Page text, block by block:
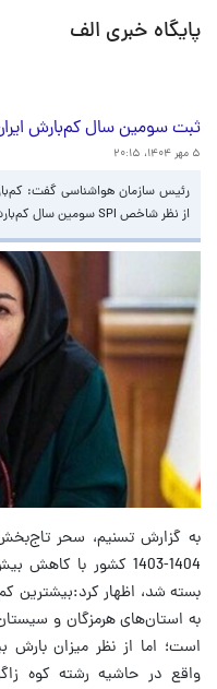
پایگاه خبری الف
ثبت سومین سال کم‌بارش ایران طی ۳۰
۵ مهر ۱۴۰۴، ۲۰:۱۵
رئیس سازمان هواشناسی گفت:
از نظر شاخص‌ SPI سومین سال کم‌بارش کشور در ۳۰ سال اخیر به شمار می‌رود.
به گزارش تسنیم، سحر
بسته شد، اظهار کرد:بیشترین
است؛ اما از نظر میزان بارش
واقع در حاشیه رشته کوه